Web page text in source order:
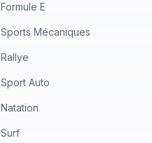
Formule E
Sports Mécaniques
Rallye
Sport Auto
Natation
Surf